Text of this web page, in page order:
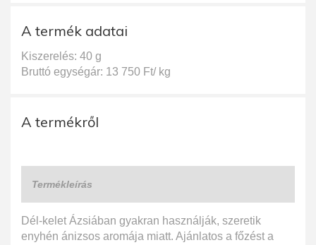
A termék adatai
Kiszerelés: 40 g
Bruttó egységár: 13 750 Ft/ kg
A termékről
Termékleírás
Dél-kelet Ázsiában gyakran használják, szeretik
enyhén ánizsos aromája miatt. Ajánlatos a főzést a